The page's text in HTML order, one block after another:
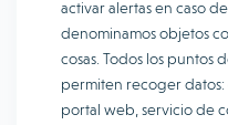
activar alertas en caso
denominamos objetos
cosas. Todos los puntos
permiten recoger
portal web, servicio de